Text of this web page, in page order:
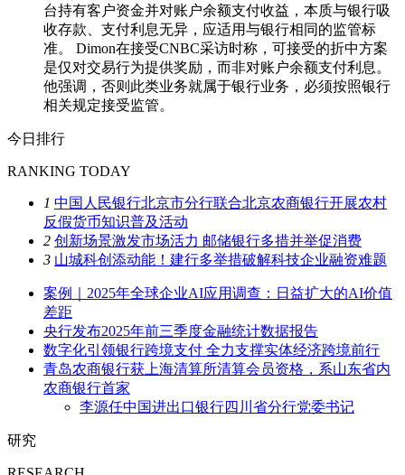
台持有客户资金并对账户余额支付收益，本质与银行吸
收存款、支付利息无异，应适用与银行相同的监管标
准。 Dimon在接受CNBC采访时称，可接受的折中方案
是仅对交易行为提供奖励，而非对账户余额支付利息。
他强调，否则此类业务就属于银行业务，必须按照银行
相关规定接受监管。
今日排行
RANKING TODAY
1 中国人民银行北京市分行联合北京农商银行开展农村
反假货币知识普及活动
2 创新场景激发市场活力 邮储银行多措并举促消费
3 山城科创添动能！建行多举措破解科技企业融资难题
案例｜2025年全球企业AI应用调查：日益扩大的AI价值
差距
央行发布2025年前三季度金融统计数据报告
数字化引领银行跨境支付 全力支撑实体经济跨境前行
青岛农商银行获上海清算所清算会员资格，系山东省内
农商银行首家
李源任中国进出口银行四川省分行党委书记
研究